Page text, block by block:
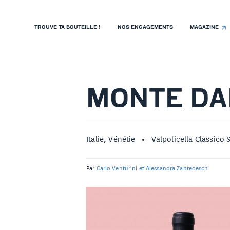
TROUVE TA BOUTEILLE ! NOS ENGAGEMENTS MAGAZINE
MONTE
Italie, Vénétie Valpolicella Classico
Par Carlo Venturini et Alessandra Zantedeschi